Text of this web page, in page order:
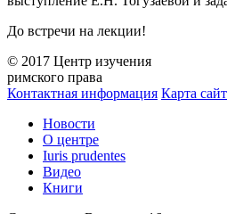
До встречи на лекции!
© 2017 Центр изучения
римского права
Контактная информация Карта
Новости
О центре
Iuris prudentes
Видео
Книги